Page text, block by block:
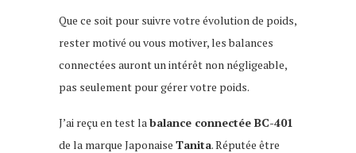
Que ce soit pour suivre votre évolution de poids,
rester motivé ou vous motiver, les balances
connectées auront un intérêt non négligeable,
pas seulement pour gérer votre poids.
J’ai reçu en test labalance connectée BC-401
de la marque Japonaise Tanita. Réputée être